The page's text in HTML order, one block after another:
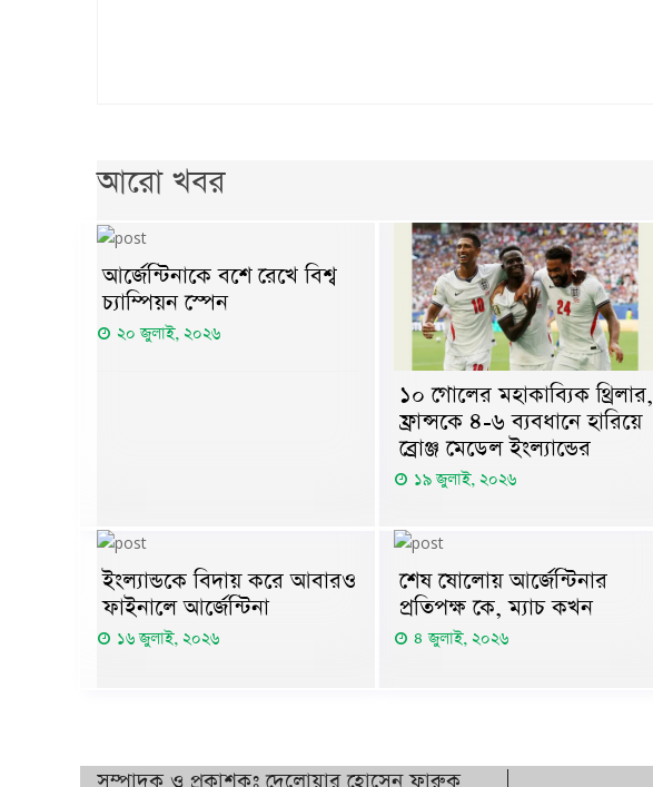
আরো খবর
আর্জেন্টিনাকে বশে রেখে বিশ্ব
চ্যাম্পিয়ন স্পেন
২০ জুলাই, ২০২৬
১০ গোলের মহাকাব্যিক থ্রিলার,
ফ্রান্সকে ৪-৬ ব্যবধানে হারিয়ে
ব্রোঞ্জ মেডেল ইংল্যান্ডের
১৯ জুলাই, ২০২৬
ইংল্যান্ডকে বিদায় করে আবারও
ফাইনালে আর্জেন্টিনা
১৬ জুলাই, ২০২৬
শেষ ষোলোয় আর্জেন্টিনার
প্রতিপক্ষ কে, ম্যাচ কখন
৪ জুলাই, ২০২৬